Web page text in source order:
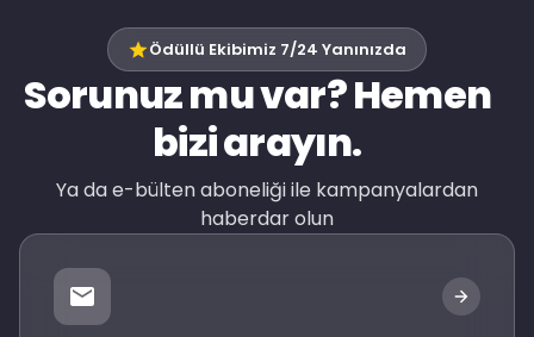
Ödüllü Ekibimiz 7/24 Yanınızda
Sorunuz mu var? Hemen
bizi arayın.
Ya da e-bülten aboneliği ile kampanyalardan
haberdar olun